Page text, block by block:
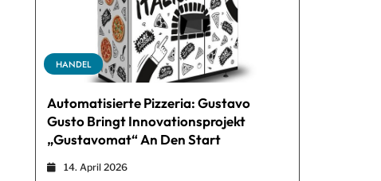
HANDEL
Automatisierte Pizzeria: Gustavo
Gusto Bringt Innovationsprojekt
„Gustavomat“ An Den Start
14. April 2026